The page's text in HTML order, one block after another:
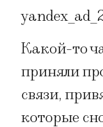
Какой-то
приняли
связи,
которые